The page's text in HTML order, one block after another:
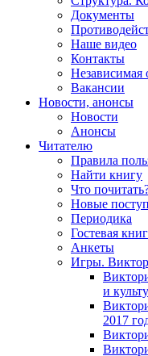
Документы
Наше видео
Контакты
Независимая
Вакансии
Новости, анонсы
Новости
Анонсы
Читателю
Правила
Найти книгу
Что
Новые
Периодика
Гостевая
Анкеты
Игры.
и
2017